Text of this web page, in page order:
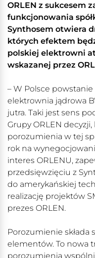
ORLEN z sukcesem
funkcjonowania
Synthosem otwiera
których efektem
polskiej elektrowni
wskazanej przez
– W Polsce
elektrownia jądrowa
jutra. Taki jest sens
Grupy ORLEN
porozumienia w tej
rok na
interes ORLENU,
przedsięwzięciu z
do amerykańskiej
realizację projektów
prezes ORLEN.
Porozumienie składa
elementów. To nowa
porozumienia